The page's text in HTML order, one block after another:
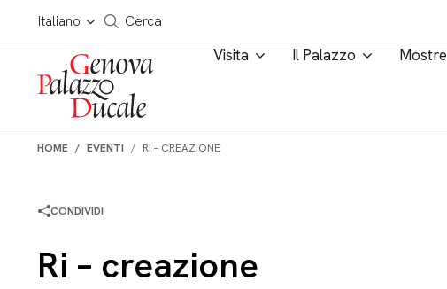
Salta al contenuto
Italiano
Cerca in tutto il sito
Cerca
Visita Il Palazzo Mostre
HOME EVENTI RI – CREAZIONE
CONDIVIDI
Ri – creazione